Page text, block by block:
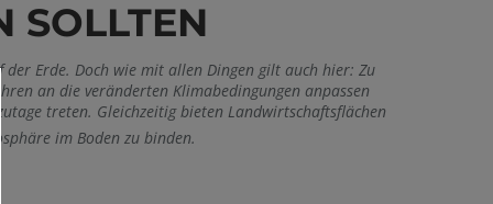
SOLLTEN
Erde. Doch wie mit allen Dingen gilt auch hier: Zu
an die veränderten Klimabedingungen anpassen
treten. Gleichzeitig bieten Landwirtschaftsflächen
im Boden zu binden.